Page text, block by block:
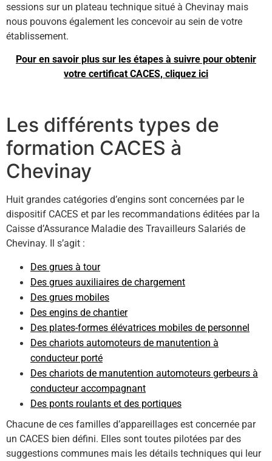
sessions sur un plateau technique situé à Chevinay mais
nous pouvons également les concevoir au sein de votre
établissement.
Pour en savoir plus sur les étapes à suivre pour obtenir
votre certificat CACES, cliquez ici
Les différents types de
formation CACES à
Chevinay
Huit grandes catégories d’engins sont concernées par le
dispositif CACES et par les recommandations éditées par la
Caisse d’Assurance Maladie des Travailleurs Salariés de
Chevinay. Il s’agit :
Des grues à tour
Des grues auxiliaires de chargement
Des grues mobiles
Des engins de chantier
Des plates-formes élévatrices mobiles de personnel
Des chariots automoteurs de manutention à
conducteur porté
Des chariots de manutention automoteurs gerbeurs à
conducteur accompagnant
Des ponts roulants et des portiques
Chacune de ces familles d’appareillages est concernée par
un CACES bien défini. Elles sont toutes pilotées par des
suggestions communes mais les détails techniques qui leur